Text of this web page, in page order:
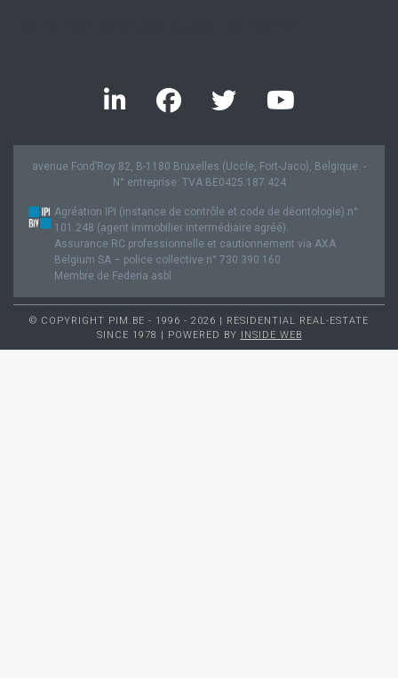
avenue Fond’Roy 82, B-1180 Bruxelles (Uccle, Fort-Jaco), Belgique. -
N° entreprise: TVA BE0425.187.424
Agréation IPI (instance de contrôle et code de déontologie) n°
101.248 (agent immobilier intermédiaire agréé).
Assurance RC professionnelle et cautionnement via AXA
Belgium SA – police collective n° 730.390.160
Membre de Federia asbl
© COPYRIGHT PIM.BE - 1996 - 2026 | RESIDENTIAL REAL-ESTATE
SINCE 1978 | POWERED BY INSIDE WEB